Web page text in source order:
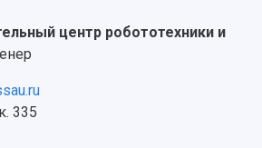
центр робототехники и
335